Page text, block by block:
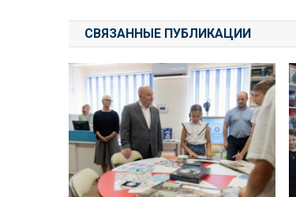
по
записям
СВЯЗАННЫЕ ПУБЛИКАЦИИ